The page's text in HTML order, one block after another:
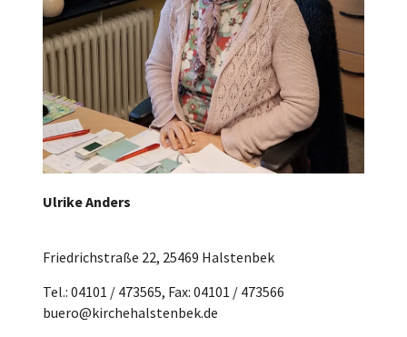
Ulrike Anders
Friedrichstraße 22, 25469 Halstenbek
Tel.: 04101 / 473565, Fax: 04101 / 473566
buero@kirchehalstenbek.de